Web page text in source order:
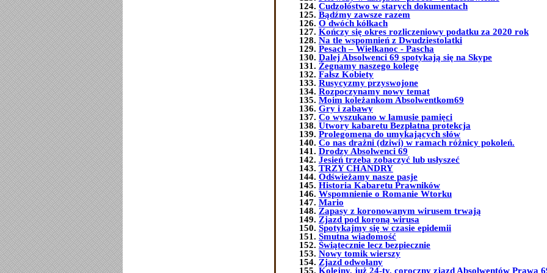
Cudzołóstwo w starych dokumentach
Bądźmy zawsze razem
O dwóch kółkach
Kończy się okres rozliczeniowy podatku za 2020 rok
Na tle wspomnień z Dwudziestolatki
Pesach – Wielkanoc - Pascha
Dalej Absolwenci 69 spotykają się na Skype
Żegnamy naszego kolegę
Fałsz Kobiety
Rusycyzmy przyswojone
Rozpoczynamy nowy temat
Moim koleżankom Absolwentkom69
Gry i zabawy
Co wyszukano w lamusie pamięci
Utwory kabaretu Bezpłatna protekcja
Prolegomena do umykających słów
Co nas drażni (dziwi) w ramach różnicy pokoleń.
Drodzy Absolwenci 69
Jesień trzeba zobaczyć lub usłyszeć
TRZY CHANDRY
Odświeżamy nasze pasje
Historia Kabaretu Prawników
Wspomnienie o Romanie Wtorku
Mario
Zapasy z koronowanym wirusem trwają
Zjazd pod koroną wirusa
Spotykajmy się w czasie epidemii
Smutna wiadomość
Świątecznie lecz bezpiecznie
Nowy tomik wierszy
Zjazd odwołany
Kolejny, już 24-ty, coroczny zjazd Absolwentów Prawa